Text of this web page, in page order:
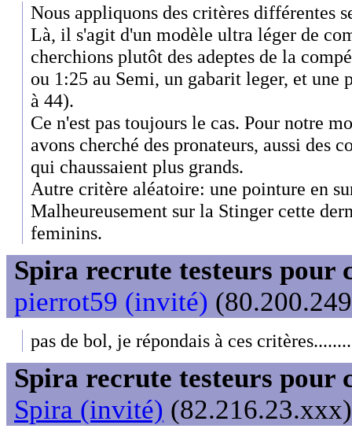
Nous appliquons des critères différentes
Là, il s'agit d'un modèle ultra léger de
cherchions plutôt des adeptes de la
ou 1:25 au Semi, un gabarit leger, et une
à 44).
Ce n'est pas toujours le cas. Pour notre
avons cherché des pronateurs, aussi des
qui chaussaient plus grands.
Autre critère aléatoire: une pointure en
Malheureusement sur la Stinger cette
feminins.
Spira recrute testeurs pour
pierrot59 (invité)
pas de bol, je répondais à ces
Spira recrute testeurs pour
Spira (invité)